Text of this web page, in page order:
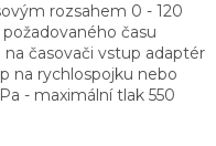
rozsahem 0 - 120
času
časovači vstup adaptér
na rychlospojku nebo
- maximální tlak 550